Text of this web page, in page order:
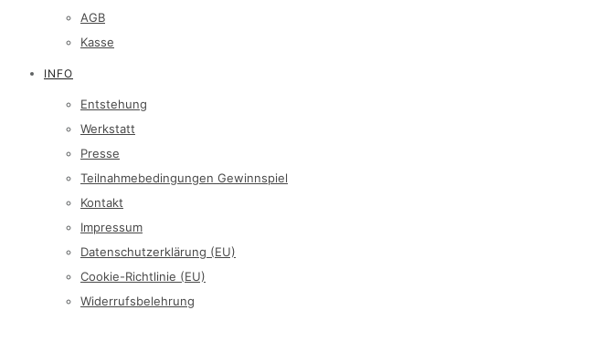
AGB
Kasse
INFO
Entstehung
Werkstatt
Presse
Teilnahmebedingungen Gewinnspiel
Kontakt
Impressum
Datenschutzerklärung (EU)
Cookie-Richtlinie (EU)
Widerrufsbelehrung